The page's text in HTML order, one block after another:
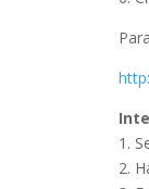
1.
2.